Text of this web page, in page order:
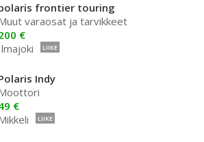
frontier touring
varaosat ja tarvikkeet
€
LIIKE
Indy
€
LIIKE